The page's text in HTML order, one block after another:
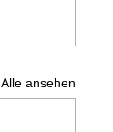
Alle ansehen